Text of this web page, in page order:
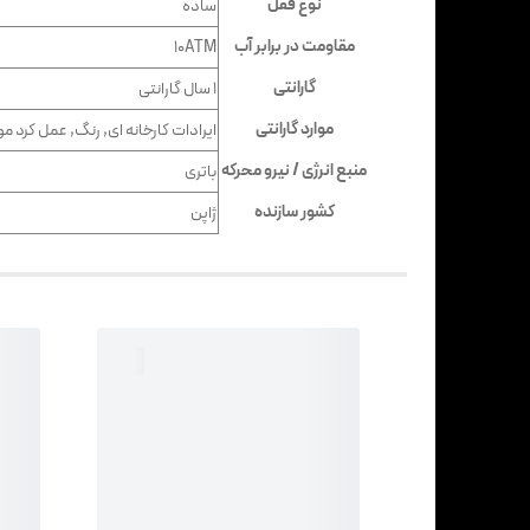
ساده
مقاومت در برابر آب
10ATM
گارانتی
۱ سال گارانتی
موارد گارانتی
ایرادات کارخانه ای, رنگ, عمل کرد
منبع انرژی / نیرو محرکهباتری
کشور سازنده
ژاپن